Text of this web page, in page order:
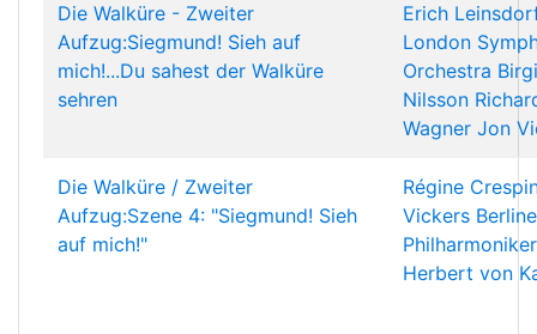
Die Walküre - Zweiter
Aufzug:Siegmund! Sieh auf
mich!...Du sahest der Walküre
sehren
Erich
London
Orchestra
Nilsson
Wagner Jon
Die Walküre / Zweiter
Aufzug:Szene 4: "Siegmund! Sieh
auf mich!"
Régine
Vickers
Philharmoniker
Herbert von